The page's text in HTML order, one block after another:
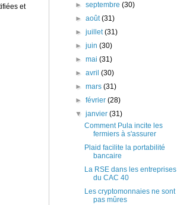
et
►septembre(30)
►août(31)
►juillet(31)
►juin(30)
►mai(31)
►avril(30)
►mars(31)
►février(28)
▼janvier(31)
Comment Pula incite les
fermiers à s'assurer
Plaid facilite la portabilité
bancaire
La RSE dans les entreprises
du CAC 40
Les cryptomonnaies ne sont
pas mûres